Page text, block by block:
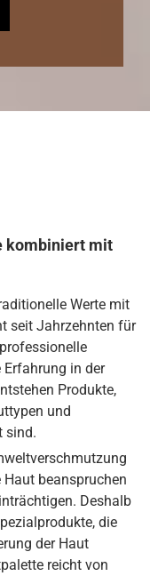
kombiniert mit
Werte mit
seit Jahrzehnten für
in der
Produkte,
und
sind.
beanspruchen
Deshalb
die
der Haut
reicht von